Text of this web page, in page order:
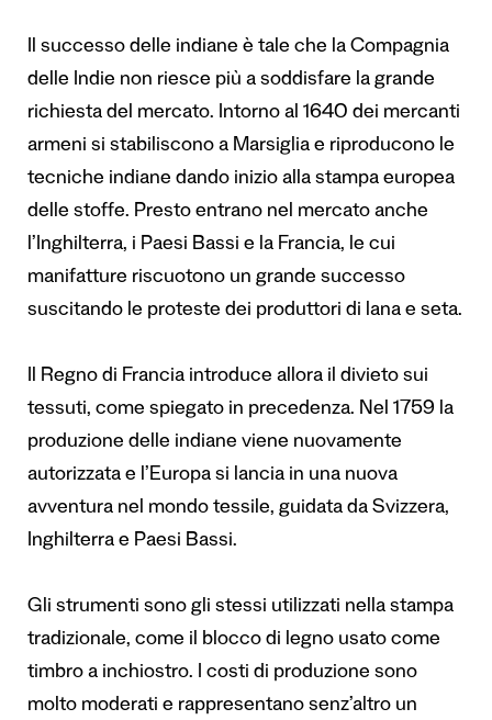
Il successo delle indiane è tale che la Compagnia
delle Indie non riesce più a soddisfare la grande
richiesta del mercato. Intorno al 1640 dei mercanti
armeni si stabiliscono a Marsiglia e riproducono le
tecniche indiane dando inizio alla stampa europea
delle stoffe. Presto entrano nel mercato anche
l’Inghilterra, i Paesi Bassi e la Francia, le cui
manifatture riscuotono un grande successo
suscitando le proteste dei produttori di lana e seta.
Il Regno di Francia introduce allora il divieto sui
tessuti, come spiegato in precedenza. Nel 1759 la
produzione delle indiane viene nuovamente
autorizzata e l’Europa si lancia in una nuova
avventura nel mondo tessile, guidata da Svizzera,
Inghilterra e Paesi Bassi.
Gli strumenti sono gli stessi utilizzati nella stampa
tradizionale, come il blocco di legno usato come
timbro a inchiostro. I costi di produzione sono
molto moderati e rappresentano senz’altro un